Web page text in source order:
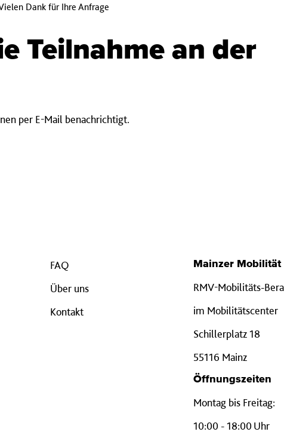
Dank für Ihre Anfrage
Teilnahme an der
per E-Mail benachrichtigt.
FAQ
Über uns
Kontakt
Mainzer Mobilität
RMV-Mobilitäts-
im Mobilitätscenter
Schillerplatz 18
55116 Mainz
Öffnungszeiten
Montag bis Freitag:
10:00 - 18:00 Uhr